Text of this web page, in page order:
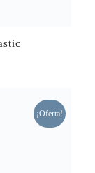
¡Oferta!